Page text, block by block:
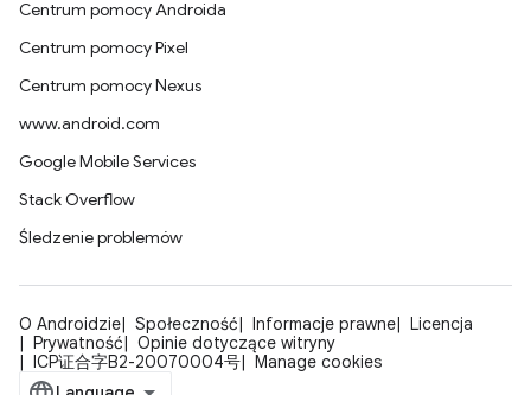
Centrum pomocy Androida
Centrum pomocy Pixel
Centrum pomocy Nexus
www.android.com
Google Mobile Services
Stack Overflow
Śledzenie problemów
O Androidzie Społeczność Informacje prawne
Licencja
Prywatność
Opinie dotyczące witryny
ICP证合字B2-20070004号
Manage cookies